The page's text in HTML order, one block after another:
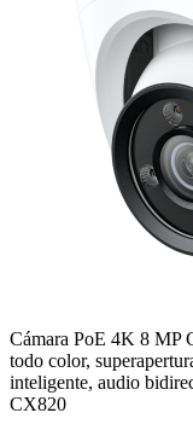
Cámara PoE 4K 8 MP
todo color,
inteligente, audio
CX820